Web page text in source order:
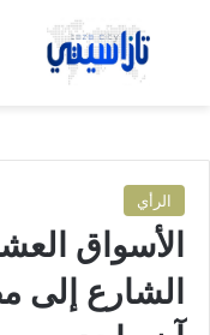
بحث عن
الرأي
الأسواق
الشارع